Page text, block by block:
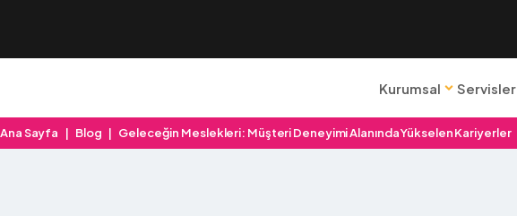
Kurumsal Servisler
Ana Sayfa | Blog | Geleceğin Meslekleri: Müşteri Deneyimi Alanında Yükselen Kariyerler